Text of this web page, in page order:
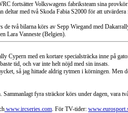
fortsätter Volkswagens fabriksteam sina
deltar med två Skoda Fabia S2000 för att
de två bilarna körs av Sepp Wiegand med
Lara Vanneste (Belgien).
Cypern med en kortare specialsträcka inne på
tid, och var inte helt nöjd med sin insats.
så jag hittade aldrig rytmen i körningen. Men
fyra sträckor körs under dagen, vara
www.ircseries.com. För TV-tider: